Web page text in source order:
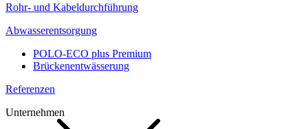
Rohr- und Kabeldurchführung
Abwasserentsorgung
POLO-ECO plus Premium
Brückenentwässerung
Referenzen
Unternehmen